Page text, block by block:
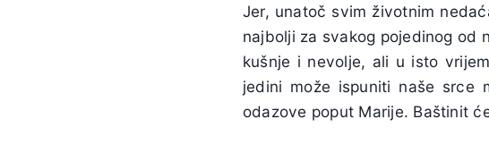
Jer, unatoč svim životnim
najbolji za svakog pojedinog od
kušnje i nevolje, ali u isto
jedini može ispuniti naše srce
odazove poput Marije. Baštinit